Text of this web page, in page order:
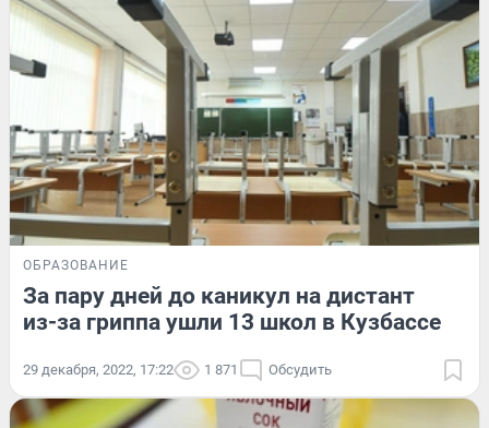
ОБРАЗОВАНИЕ
За пару дней до каникул на дистант
из-за гриппа ушли 13 школ в Кузбассе
29 декабря, 2022, 17:22 1 871 Обсудить